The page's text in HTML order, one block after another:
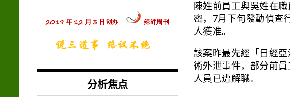
陳姓前員工與吳姓在
密，7月下旬發動偵查
人獲准。
該案昨最先經「日經
術外泄事件，部分前
人員已遭解職。
分析焦点